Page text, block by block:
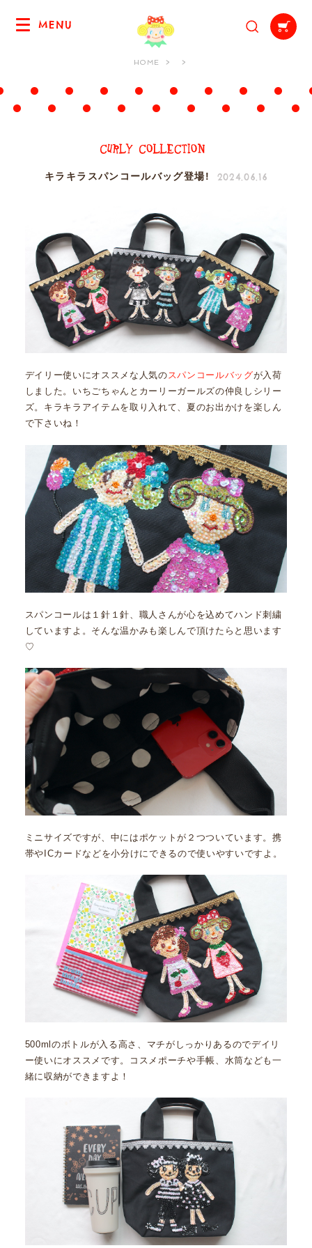
MENU
HOME
キラキラスパンコールバッグ登場! 2024.06.16
デイリー使いにオススメな人気のスパンコールバッグが入荷
しました。いちごちゃんとカーリーガールズの仲良しシリー
ズ。キラキラアイテムを取り入れて、夏のお出かけを楽しん
で下さいね！
スパンコールは１針１針、職人さんが心を込めてハンド刺繍
していますよ。そんな温かみも楽しんで頂けたらと思います
♡
ミニサイズですが、中にはポケットが２つついています。携
帯やICカードなどを小分けにできるので使いやすいですよ。
500mlのボトルが入る高さ、マチがしっかりあるのでデイリ
ー使いにオススメです。コスメポーチや手帳、水筒なども一
緒に収納ができますよ！